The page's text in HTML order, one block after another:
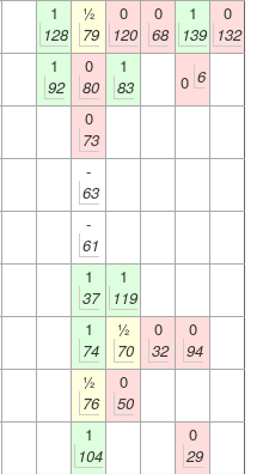
1
128
½
79
0
120
0
68
1
139
0
132
1
92
0
80
1
83
0 6
0
73
-
63
-
61
1
37
1
119
1
74
½
70
0
32
0
94
½
76
0
50
1
104
0
29